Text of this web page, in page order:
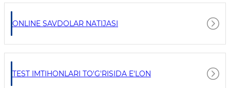
ONLINE SAVDOLAR NATIJASI
TEST IMTIHONLARI TO'G'RISIDA E'LON